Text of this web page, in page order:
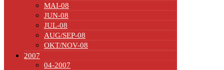
MAI-08
JUN-08
JUL-08
AUG/SEP-08
OKT/NOV-08
2007
04-2007